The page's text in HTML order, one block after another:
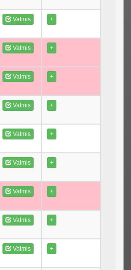
Valmis +
Valmis +
Valmis +
Valmis +
Valmis +
Valmis +
Valmis +
Valmis +
Valmis +